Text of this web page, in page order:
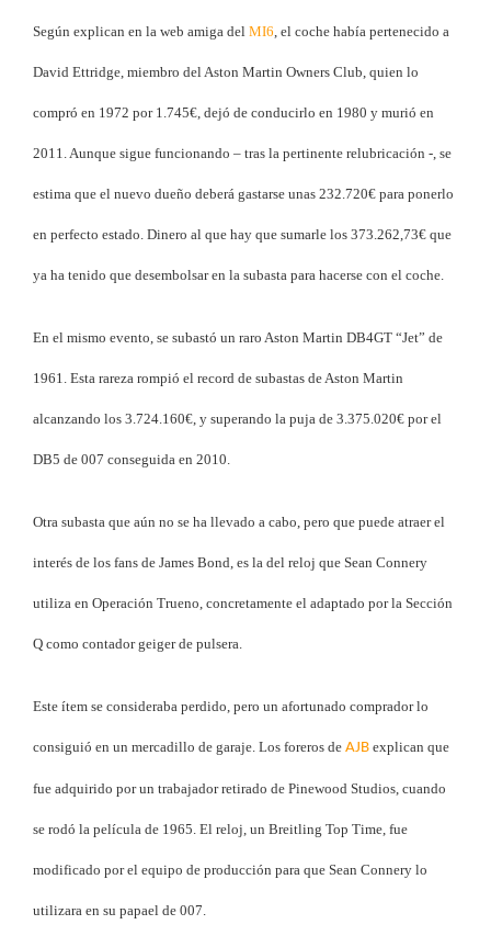
Según explican en la web amiga del MI6, el coche había pertenecido a
David Ettridge, miembro del Aston Martin Owners Club, quien lo
compró en 1972 por 1.745€, dejó de conducirlo en 1980 y murió en
2011. Aunque sigue funcionando – tras la pertinente relubricación -, se
estima que el nuevo dueño deberá gastarse unas 232.720€ para ponerlo
en perfecto estado. Dinero al que hay que sumarle los 373.262,73€ que
ya ha tenido que desembolsar en la subasta para hacerse con el coche.
En el mismo evento, se subastó un raro Aston Martin DB4GT “Jet” de
1961. Esta rareza rompió el record de subastas de Aston Martin
alcanzando los 3.724.160€, y superando la puja de 3.375.020€ por el
DB5 de 007 conseguida en 2010.
Otra subasta que aún no se ha llevado a cabo, pero que puede atraer el
interés de los fans de James Bond, es la del reloj que Sean Connery
utiliza en Operación Trueno, concretamente el adaptado por la Sección
Q como contador geiger de pulsera.
Este ítem se consideraba perdido, pero un afortunado comprador lo
consiguió en un mercadillo de garaje. Los foreros de AJB explican que
fue adquirido por un trabajador retirado de Pinewood Studios, cuando
se rodó la película de 1965. El reloj, un Breitling Top Time, fue
modificado por el equipo de producción para que Sean Connery lo
utilizara en su papael de 007.